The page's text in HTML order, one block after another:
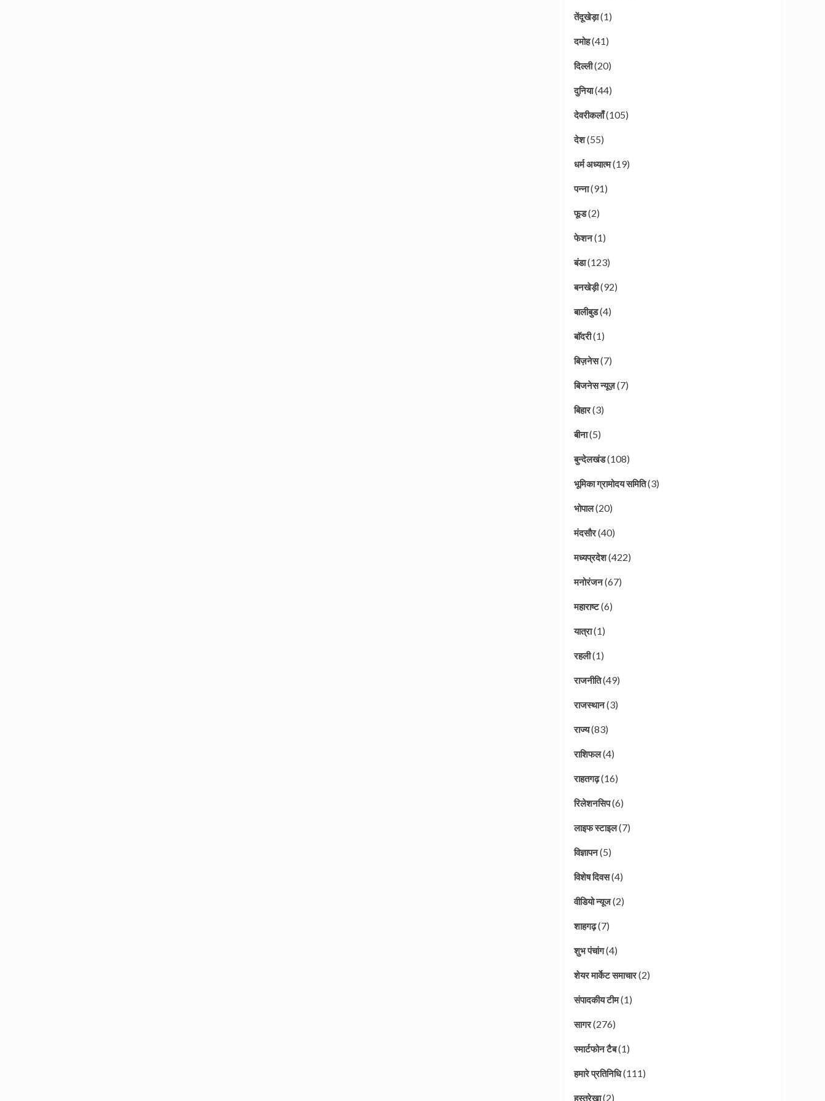
तेंदूखेड़ा(1)
दमोह(41)
दिल्ली(20)
दुनिया(44)
देवरीकलाँ(105)
देश(55)
धर्म अध्यात्म(19)
पन्ना(91)
फूड(2)
फेशन(1)
बंडा(123)
बनखेड़ी(92)
बालीबुड(4)
बाॅदरी(1)
बिज़नेस(7)
बिजनेस न्यूज़(7)
बिहार(3)
बीना(5)
बुन्देलखंड(108)
भूमिका ग्रामोदय समिति(3)
भोपाल(20)
मंदसौर(40)
मध्यप्रदेश(422)
मनोरंजन(67)
महाराष्ट(6)
यात्रा(1)
रहली(1)
राजनीति(49)
राजस्थान(3)
राज्य(83)
राशिफल(4)
राहतगढ़(16)
रिलेशनसिप(6)
लाइफ स्टाइल(7)
विज्ञापन(5)
विशेष दिवस(4)
वीडियो न्यूज(2)
शाहगढ़(7)
शुभ पंचांग(4)
शेयर मार्केट समाचार(2)
संपादकीय टीम(1)
सागर(276)
स्मार्टफोन टैब(1)
हमारे प्रतिनिधि(111)
हस्तरेखा(2)